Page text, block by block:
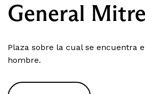
General Mitre
Plaza sobre la cual se encuentra
hombre.